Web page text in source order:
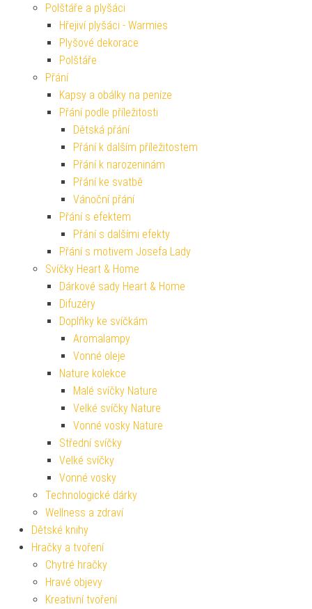
Polštáře a plyšáci
Hřejiví plyšáci - Warmies
Plyšové dekorace
Polštáře
Přání
Kapsy a obálky na peníze
Přání podle příležitosti
Dětská přání
Přání k dalším příležitostem
Přání k narozeninám
Přání ke svatbě
Vánoční přání
Přání s efektem
Přání s dalšími efekty
Přání s motivem Josefa Lady
Svíčky Heart & Home
Dárkové sady Heart & Home
Difuzéry
Doplňky ke svíčkám
Aromalampy
Vonné oleje
Nature kolekce
Malé svíčky Nature
Velké svíčky Nature
Vonné vosky Nature
Střední svíčky
Velké svíčky
Vonné vosky
Technologické dárky
Wellness a zdraví
Dětské knihy
Hračky a tvoření
Chytré hračky
Hravé objevy
Kreativní tvoření